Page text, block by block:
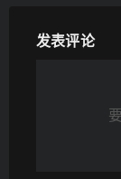
发表评论